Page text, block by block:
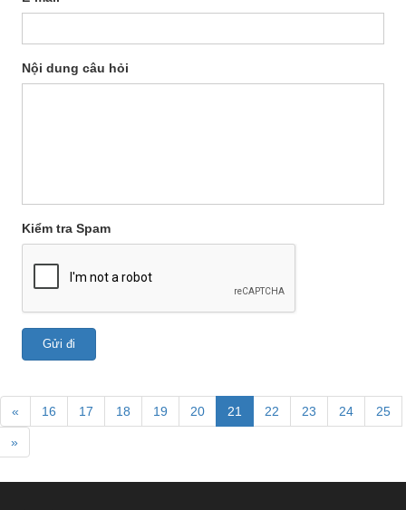
Nội dung câu hỏi
Kiểm tra Spam
Gửi đi
« 16 17 18 19 20 21 22 23 24 25
»